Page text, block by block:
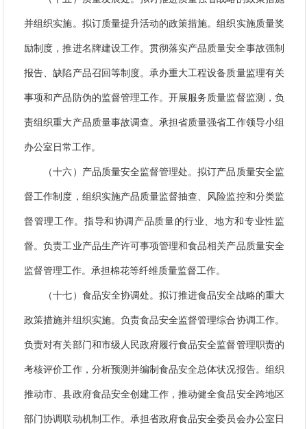
并组织实施。拟订质量提升活动的政策措施。组织实施质量奖
励制度，推进名牌建设工作。贯彻落实产品质量安全事故强制
报告、缺陷产品召回等制度。承办重大工程设备质量监理有关
事项和产品防伪的监督管理工作。开展服务质量监督监测，负
责组织重大产品质量事故调查。承担省质量强省工作领导小组
办公室日常工作。
（十六）产品质量安全监督管理处。拟订产品质量安全监
督工作制度，组织实施产品质量监督抽查、风险监控和分类监
督管理工作。指导和协调产品质量的行业、地方和专业性监
督。负责工业产品生产许可事项管理和食品相关产品质量安全
监督管理工作。承担棉花等纤维质量监督工作。
（十七）食品安全协调处。拟订推进食品安全战略的重大
政策措施并组织实施。负责食品安全监督管理综合协调工作。
负责对有关部门和市级人民政府履行食品安全监督管理职责的
考核评价工作，分析预测并编制食品安全总体状况报告。组织
推动市、县政府食品安全创建工作，推动健全食品安全跨地区
部门协调联动机制工作。承担省政府食品安全委员会办公室日